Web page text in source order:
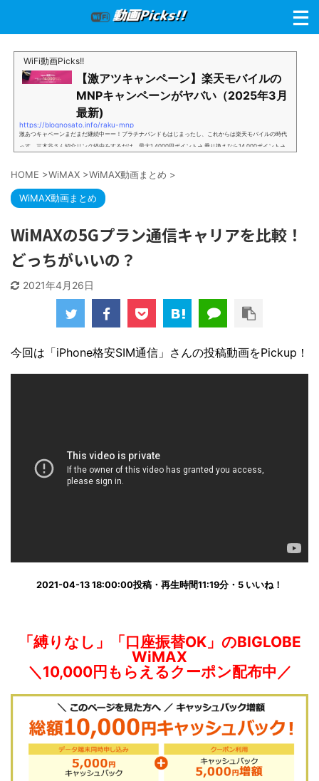
WiFi動画Picks!!
【激アツキャンペーン】楽天モバイルの
MNPキャンペーンがヤバい（2025年3月
最新)
https://blognosato.info/raku-mnp
激あつキャペーンまだまだ継続中ーー！プラチナバンドもはじまったし、これからは楽天モバイルの時代
っす。三木谷さん紹介リンク経由をするだけ。最大1,4000円ポイント→ 乗り換えなら14,000ポイント→
谷さんキャンペーン／2回線目以降でもOK再契約でもでもOK背水の陣の楽天モバイル。ついに「最後の賭
別招待ページから楽天モバイ...
HOME >WiMAX >WiMAX動画まとめ >
WiMAX動画まとめ
WiMAXの5Gプラン通信キャリアを比較！
どっちがいいの？
2021年4月26日
今回は「iPhone格安SIM通信」さんの投稿動画をPickup！
2021-04-13 18:00:00投稿・再生時間11:19分・5 いいね！
「縛りなし」「口座振替OK」のBIGLOBE
WiMAX
＼10,000円もらえるクーポン配布中／